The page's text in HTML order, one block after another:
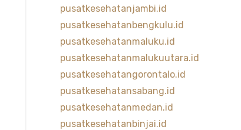
pusatkesehatanjambi.id
pusatkesehatanbengkulu.id
pusatkesehatanmaluku.id
pusatkesehatanmalukuutara.id
pusatkesehatangorontalo.id
pusatkesehatansabang.id
pusatkesehatanmedan.id
pusatkesehatanbinjai.id